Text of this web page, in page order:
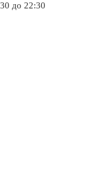
до 22:30